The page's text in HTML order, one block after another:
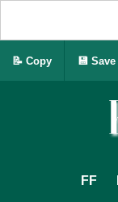
FF
📝 Copy 💾 Save